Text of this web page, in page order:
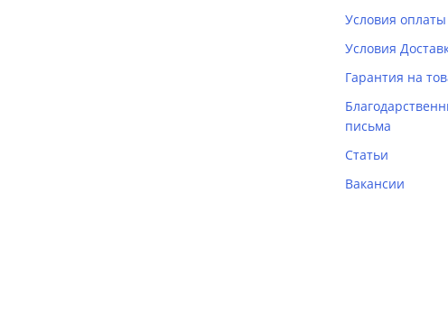
Условия оплаты
Условия
Гарантия на
письма
Статьи
Вакансии